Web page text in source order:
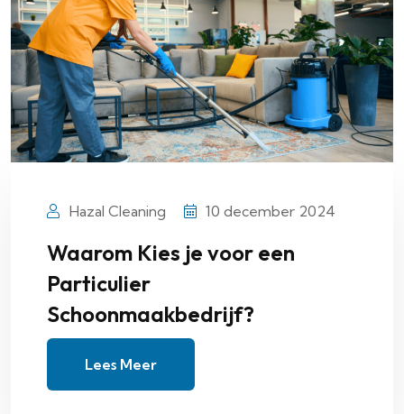
Hazal Cleaning 10 december 2024
Waarom Kies je voor een
Particulier
Schoonmaakbedrijf?
Lees Meer